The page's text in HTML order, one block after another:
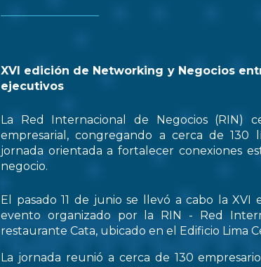
XVI edición de Networking y Negocios
ejecutivos
La Red Internacional de Negocios (RIN)
empresarial, congregando a cerca de 130
jornada orientada a fortalecer conexiones
negocio.
El pasado 11 de junio se llevó a cabo la
evento organizado por la RIN - Red
restaurante Cata, ubicado en el Edificio Lima
La jornada reunió a cerca de 130